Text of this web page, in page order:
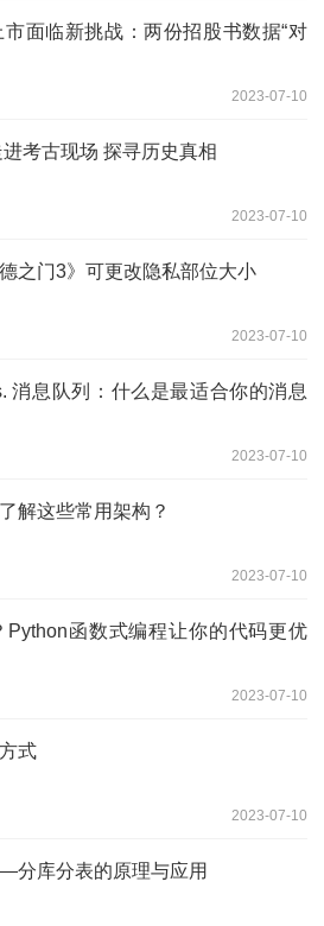
面临新挑战：两份招股书数据“对
2023-07-10
考古现场 探寻历史真相
2023-07-10
之门3》可更改隐私部位大小
2023-07-10
消息队列：什么是最适合你的消息
2023-07-10
解这些常用架构？
2023-07-10
函数式编程让你的代码更优
2023-07-10
式
2023-07-10
分库分表的原理与应用